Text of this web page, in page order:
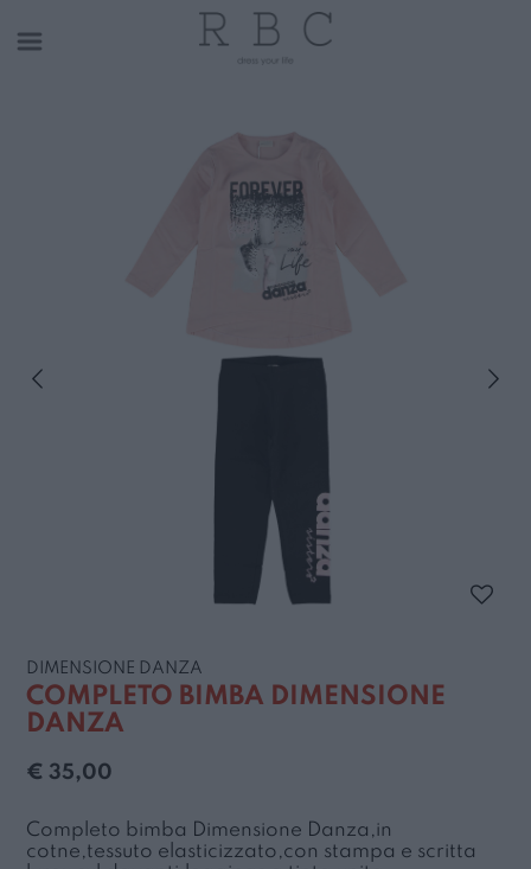
DIMENSIONE DANZA
COMPLETO BIMBA DIMENSIONE
DANZA
€ 35,00
Completo bimba Dimensione Danza,in
cotne,tessuto elasticizzato,con stampa e scritta